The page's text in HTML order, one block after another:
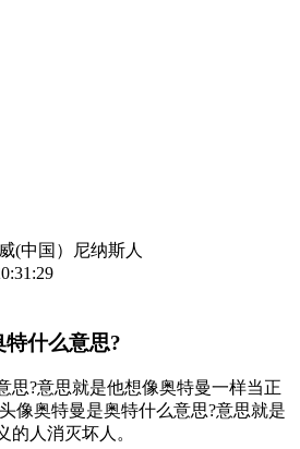
(中国）尼纳斯人
什么意思?
思?意思就是他想像奥特曼一样当正
像奥特曼是奥特什么意思?意思就是
的人消灭坏人。